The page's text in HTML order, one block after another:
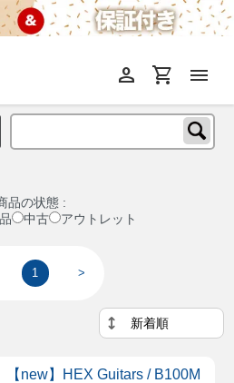
menu
shopping_cart
person
品の状態 :
中古 アウトレット
1 >
【new】HEX Guitars / B100M